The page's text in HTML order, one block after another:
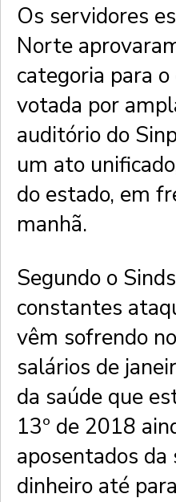
Os servidores
Norte
categoria para
votada por
auditório do
um ato
do estado, em
manhã.
Segundo o
constantes
vêm sofrendo
salários de
da saúde que
13º de 2018
aposentados
dinheiro até